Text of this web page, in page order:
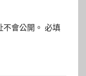
會公開。 必填